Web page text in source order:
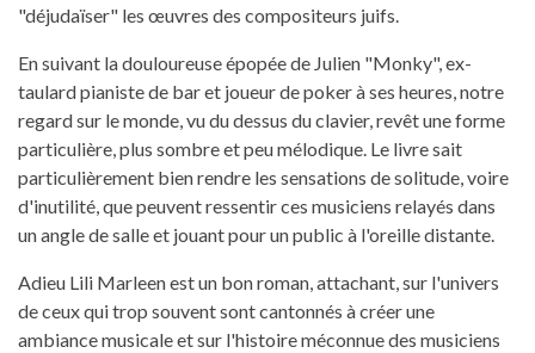
"déjudaïser" les œuvres des compositeurs juifs.
En suivant la douloureuse épopée de Julien "Monky", ex-
taulard pianiste de bar et joueur de poker à ses heures, notre
regard sur le monde, vu du dessus du clavier, revêt une forme
particulière, plus sombre et peu mélodique. Le livre sait
particulièrement bien rendre les sensations de solitude, voire
d'inutilité, que peuvent ressentir ces musiciens relayés dans
un angle de salle et jouant pour un public à l'oreille distante.
Adieu Lili Marleen est un bon roman, attachant, sur l'univers
de ceux qui trop souvent sont cantonnés à créer une
ambiance musicale et sur l'histoire méconnue des musiciens